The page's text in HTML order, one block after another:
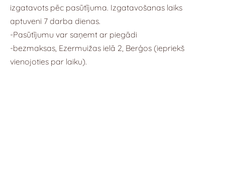
izgatavots pēc pasūtījuma. Izgatavošanas laiks
aptuveni 7 darba dienas.
-Pasūtījumu var saņemt ar piegādi
-bezmaksas, Ezermuižas ielā 2, Berģos (iepriekš
vienojoties par laiku).